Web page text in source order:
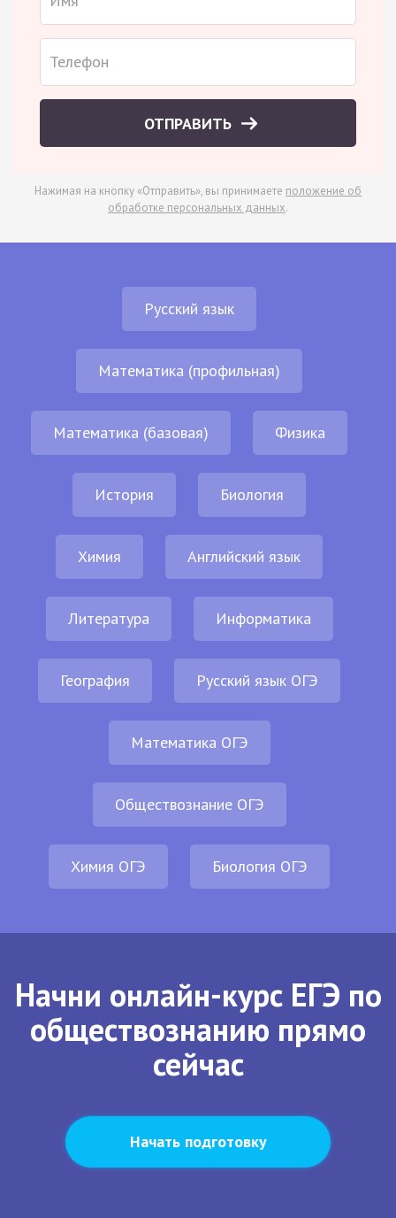
ОТПРАВИТЬ
Нажимая на кнопку «Отправить», вы принимаете положение об
обработке персональных данных.
Русский язык
Математика (профильная)
Математика (базовая) Физика
История Биология
Химия Английский язык
Литература Информатика
География Русский язык ОГЭ
Математика ОГЭ
Обществознание ОГЭ
Химия ОГЭ Биология ОГЭ
Начни онлайн-курс ЕГЭ по
обществознанию прямо
сейчас
Начать подготовку